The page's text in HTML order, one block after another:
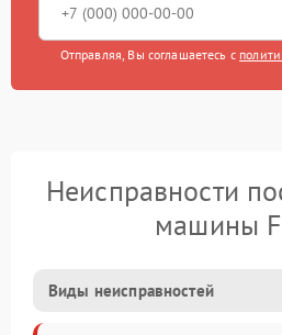
Отправляя, Вы соглашаетесь с
Неисправности
машины
Виды неисправностей